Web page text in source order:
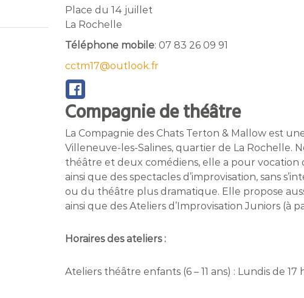
Place du 14 juillet
La Rochelle
Téléphone mobile: 07 83 26 09 91
cctm17@outlook.fr
Compagnie de théâtre
La Compagnie des Chats Terton & Mallow est
Villeneuve-les-Salines, quartier de La Rochelle.
théâtre et deux comédiens, elle a pour vocation
ainsi que des spectacles d’improvisation, sans
ou du théâtre plus dramatique. Elle propose
ainsi que des Ateliers d’Improvisation Juniors (à
Horaires des ateliers :
Ateliers théâtre enfants (6 – 11 ans) : Lundis de